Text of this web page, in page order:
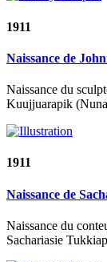
1911
Naissance de
Naissance du
Kuujjuarapik
1911
Naissance de
Naissance du
Sachariasie